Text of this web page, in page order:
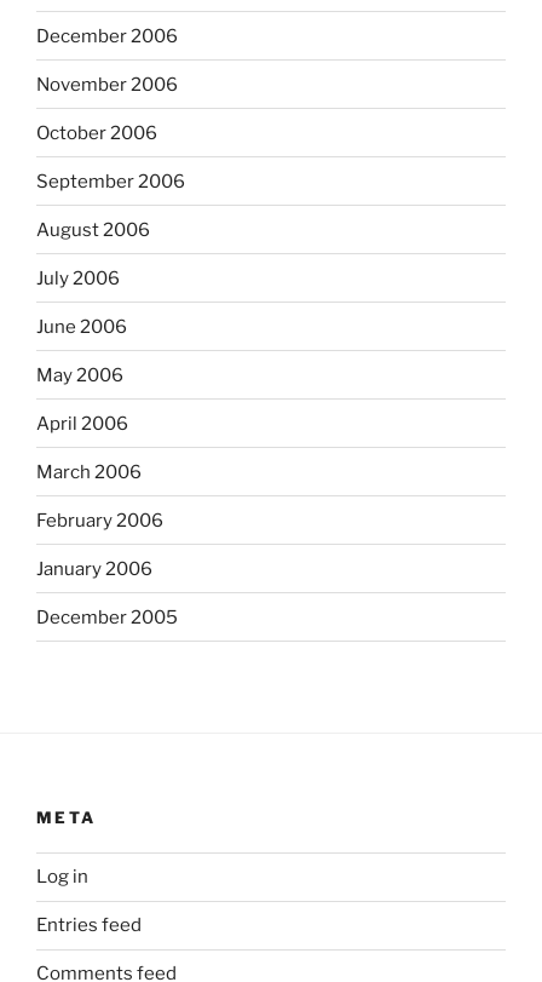
December 2006
November 2006
October 2006
September 2006
August 2006
July 2006
June 2006
May 2006
April 2006
March 2006
February 2006
January 2006
December 2005
META
Log in
Entries feed
Comments feed